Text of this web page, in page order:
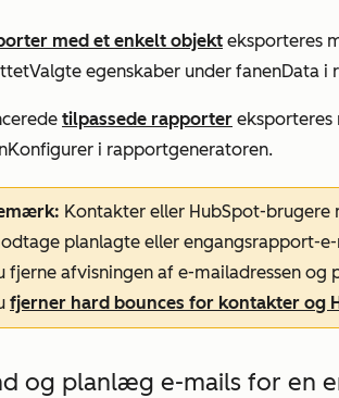
med et enkelt objekt eksporteres
Valgte egenskaber under fanenData i
tilpassede rapporter
Konfigurer i rapportgeneratoren.
Kontakter eller HubSpot-brugere
planlagte eller engangsrapport-
fjerne afvisningen af e-mailadressen
fjerner hard bounces for kontakter og
og planlæg e-mails for en